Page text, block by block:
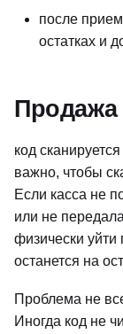
после
остатках и
Продажа
код
важно, чтобы
Если касса не
или не
физически уйти
останется на
Проблема не
Иногда код не